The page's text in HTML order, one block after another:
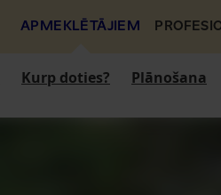
APMEKLĒTĀJIEM
Kurp doties? Plānošana